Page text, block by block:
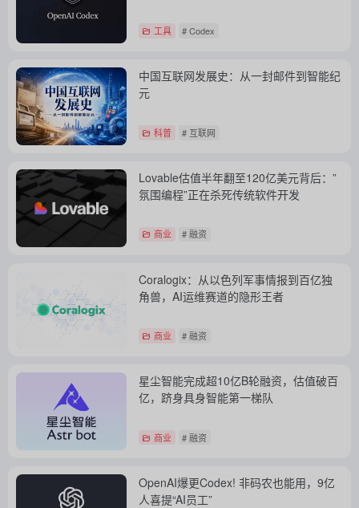
工具 # Codex
中国互联网发展史：从一封邮件到智能纪
元
科普 # 互联网
Lovable估值半年翻至120亿美元背后：”
氛围编程”正在杀死传统软件开发
商业 # 融资
Coralogix：从以色列军事情报到百亿独
角兽，AI运维赛道的隐形王者
商业 # 融资
星尘智能完成超10亿B轮融资，估值破百
亿，跻身具身智能第一梯队
商业 # 融资
OpenAI爆更Codex! 非码农也能用，9亿
人喜提“AI员工”